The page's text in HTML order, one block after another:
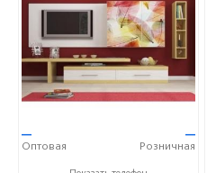
—
Оптовая
—
Розничная